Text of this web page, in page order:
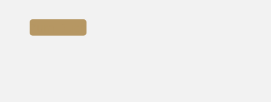
Zum Buch